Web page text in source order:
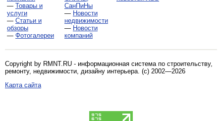
— Товары и
услуги
— Статьи и
обзоры
— Фотогалереи
СанПиНы
— Новости
недвижимости
— Новости
компаний
Copyright by RMNT.RU - информационная система по строительству,
ремонту, недвижимости, дизайну интерьера . (c) 2002—2026
Карта сайта